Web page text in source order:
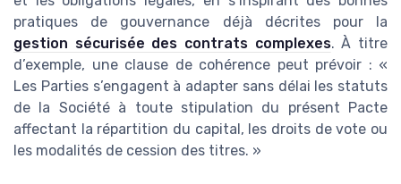
pratiques de gouvernance déjà décrites pour la
gestion sécurisée des contrats complexes. À titre
d’exemple, une clause de cohérence peut prévoir : «
Les Parties s’engagent à adapter sans délai les statuts
de la Société à toute stipulation du présent Pacte
affectant la répartition du capital, les droits de vote ou
les modalités de cession des titres. »